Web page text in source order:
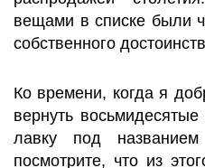
вещами в списке были
собственного
Ко времени, когда я
вернуть
лавку под
посмотрите, что из